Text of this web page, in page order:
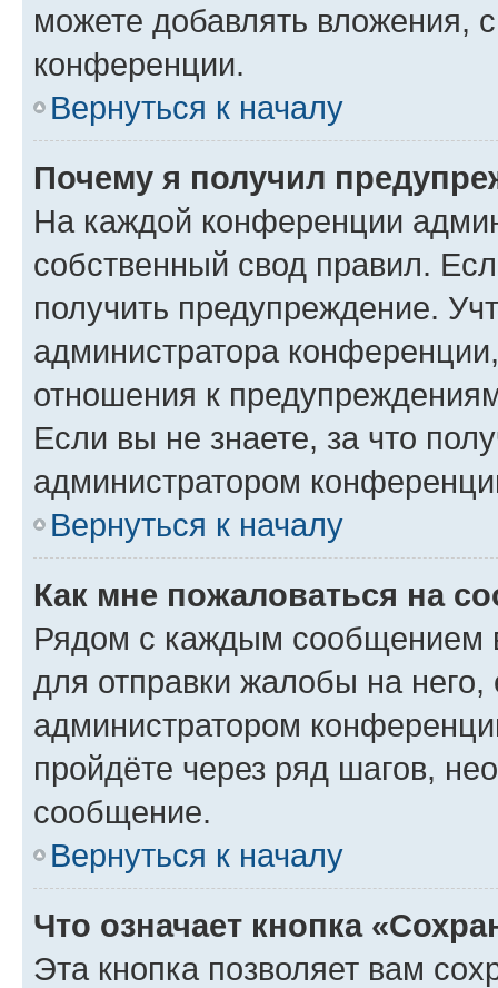
можете добавлять вложения,
конференции.
Вернуться к началу
Почему я получил
На каждой конференции
собственный свод правил.
получить предупреждение.
администратора
отношения к
Если вы не знаете, за что
администратором
Вернуться к началу
Как мне пожаловаться на
Рядом с каждым сообщением
для отправки жалобы на
администратором
пройдёте через ряд шагов,
сообщение.
Вернуться к началу
Что означает кнопка
Эта кнопка позволяет вам